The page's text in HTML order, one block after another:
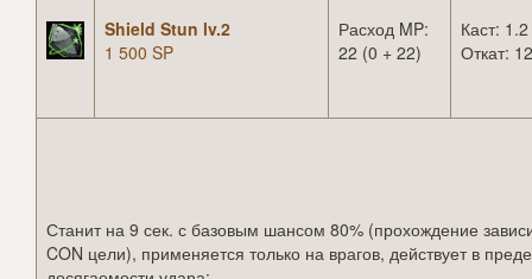
Shield Stun lv.2
1 500 SP
Расход MP:
22 (0 + 22)
Каст:
Откат:
Станит на 9 сек. с базовым шансом 80% (прохождение
CON цели), применяется только на врагов, действует в